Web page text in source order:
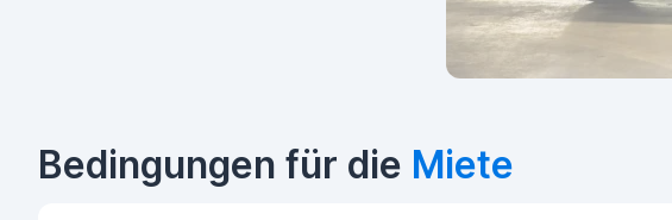
Bedingungen für die Miete